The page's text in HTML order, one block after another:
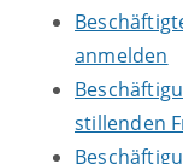
anmelden
stillenden